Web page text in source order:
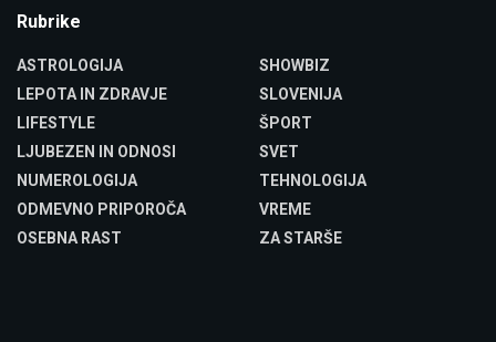
Rubrike
ASTROLOGIJA
LEPOTA IN ZDRAVJE
LIFESTYLE
LJUBEZEN IN ODNOSI
NUMEROLOGIJA
ODMEVNO PRIPOROČA
OSEBNA RAST
SHOWBIZ
SLOVENIJA
ŠPORT
SVET
TEHNOLOGIJA
VREME
ZA STARŠE